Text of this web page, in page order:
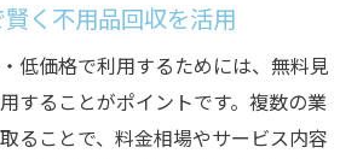
く不用品回収を活用
低価格で利用するためには、無料見
することがポイントです。複数の業
ることで、料金相場やサービス内容